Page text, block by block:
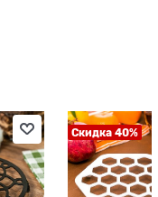
Скидка 40%